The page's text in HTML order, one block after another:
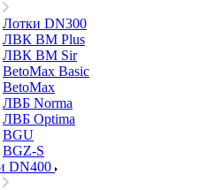
Лотки DN300
ЛВК ВМ Plus
ЛВК ВМ Sir
BetoMax Basic
BetoMax
ЛВБ Norma
ЛВБ Optima
BGU
BGZ-S
DN400